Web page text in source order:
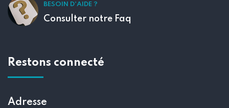
BESOIN D'AIDE ?
Consulter notre Faq
Restons connecté
Adresse